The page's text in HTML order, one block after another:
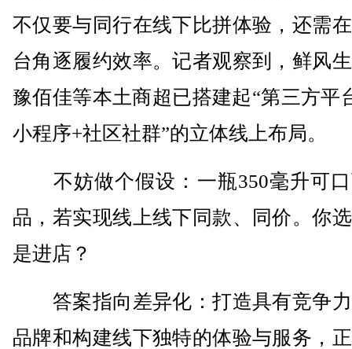
不仅要与同行在线下比拼体验，还需
台角逐履约效率。记者观察到，鲜风
豫佰佳等本土商超已搭建起“第三方平
小程序+社区社群”的立体线上布局。
不妨做个假设：一瓶350毫升可口
品，若实现线上线下同款、同价。你
是进店？
答案指向差异化：打造具有竞争
品牌和构建线下独特的体验与服务，